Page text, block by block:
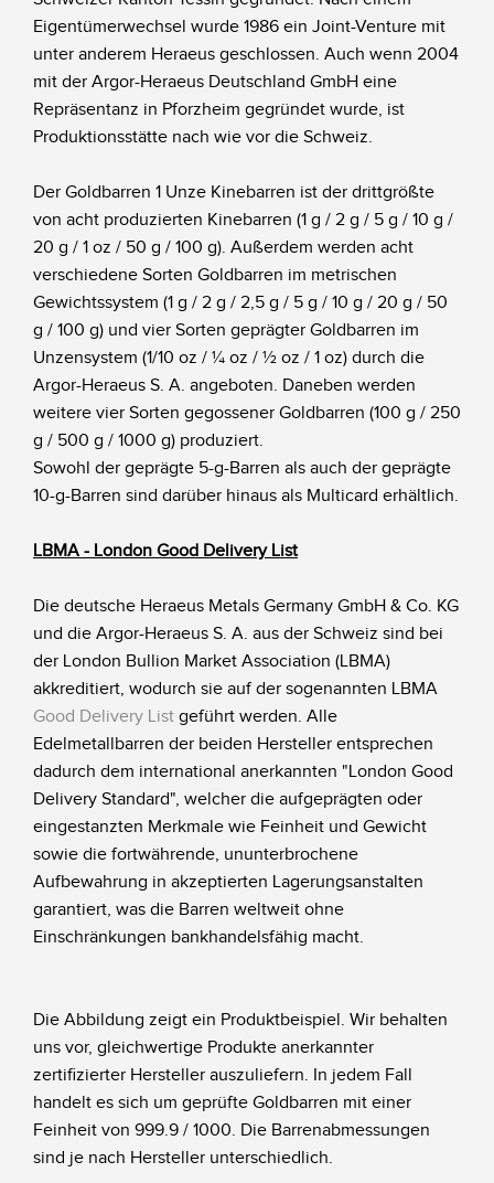
Eigentümerwechsel wurde 1986 ein Joint-Venture mit
unter anderem Heraeus geschlossen. Auch wenn 2004
mit der Argor-Heraeus Deutschland GmbH eine
Repräsentanz in Pforzheim gegründet wurde, ist
Produktionsstätte nach wie vor die Schweiz.
Der Goldbarren 1 Unze Kinebarren ist der drittgrößte
von acht produzierten Kinebarren (1 g / 2 g / 5 g / 10 g /
20 g / 1 oz / 50 g / 100 g). Außerdem werden acht
verschiedene Sorten Goldbarren im metrischen
Gewichtssystem (1 g / 2 g / 2,5 g / 5 g / 10 g / 20 g / 50
g / 100 g) und vier Sorten geprägter Goldbarren im
Unzensystem (1/10 oz / ¼ oz / ½ oz / 1 oz) durch die
Argor-Heraeus S. A. angeboten. Daneben werden
weitere vier Sorten gegossener Goldbarren (100 g / 250
g / 500 g / 1000 g) produziert.
Sowohl der geprägte 5-g-Barren als auch der geprägte
10-g-Barren sind darüber hinaus als Multicard erhältlich.
LBMA - London Good Delivery List
Die deutsche Heraeus Metals Germany GmbH & Co. KG
und die Argor-Heraeus S. A. aus der Schweiz sind bei
der London Bullion Market Association (LBMA)
akkreditiert, wodurch sie auf der sogenannten LBMA
Good Delivery List geführt werden. Alle
Edelmetallbarren der beiden Hersteller entsprechen
dadurch dem international anerkannten "London Good
Delivery Standard", welcher die aufgeprägten oder
eingestanzten Merkmale wie Feinheit und Gewicht
sowie die fortwährende, ununterbrochene
Aufbewahrung in akzeptierten Lagerungsanstalten
garantiert, was die Barren weltweit ohne
Einschränkungen bankhandelsfähig macht.
Die Abbildung zeigt ein Produktbeispiel. Wir behalten
uns vor, gleichwertige Produkte anerkannter
zertifizierter Hersteller auszuliefern. In jedem Fall
handelt es sich um geprüfte Goldbarren mit einer
Feinheit von 999.9 / 1000. Die Barrenabmessungen
sind je nach Hersteller unterschiedlich.